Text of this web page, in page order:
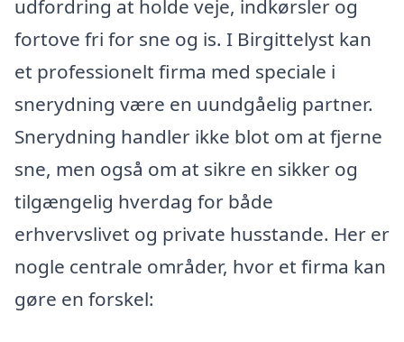
udfordring at holde veje, indkørsler og
fortove fri for sne og is. I Birgittelyst kan
et professionelt firma med speciale i
snerydning være en uundgåelig partner.
Snerydning handler ikke blot om at fjerne
sne, men også om at sikre en sikker og
tilgængelig hverdag for både
erhvervslivet og private husstande. Her er
nogle centrale områder, hvor et firma kan
gøre en forskel: